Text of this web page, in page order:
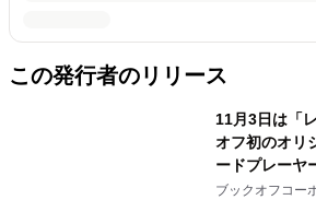
この発行者のリリース
11月3日は「
オフ初のオリ
ードプレー
2024年11月3
ブックオフコー